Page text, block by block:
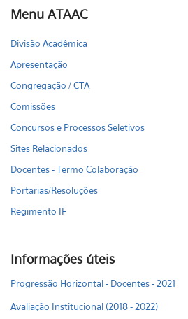
Menu ATAAC
Divisão Acadêmica
Apresentação
Congregação / CTA
Comissões
Concursos e Processos Seletivos
Sites Relacionados
Docentes - Termo Colaboração
Portarias/Resoluções
Regimento IF
Informações úteis
Progressão Horizontal - Docentes - 2021
Avaliação Institucional (2018 - 2022)